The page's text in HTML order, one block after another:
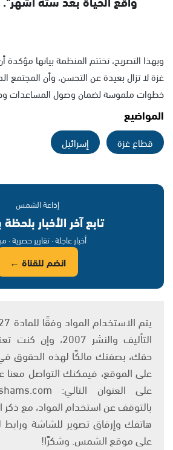
وبهذا التصريح، تختتم المنظمة بيانها مؤكدة
غزة لا تزال بعيدة عن التحسن، وأن المجتمع
خطوات ملموسة لضمان وصول المساعدات
المواضيع
قطاع غزة إسرائيل
إذاعة الشمس
تابع آخر الأخبار
أخبار عاجلة · تقارير حصرية ·
انضم للقناة ←
التأليف والنشر
حقك، بصفتك مالكًا لهذه الحقوق
على الموقع، فيمكنك التواصل معنا
بالتوقف عن استخدام المواد، مع
هاتفك وإرفاق تصوير للشاشة
على موقع الشمس. وشكرًا!